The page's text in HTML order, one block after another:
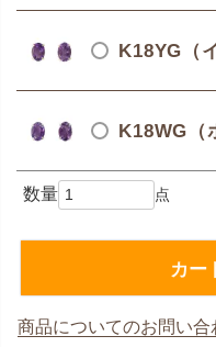
K18YG（
K18WG（
カー
商品についてのお問い合